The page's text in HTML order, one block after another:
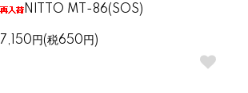
NITTO MT-86(SOS)
7,150円(税650円)